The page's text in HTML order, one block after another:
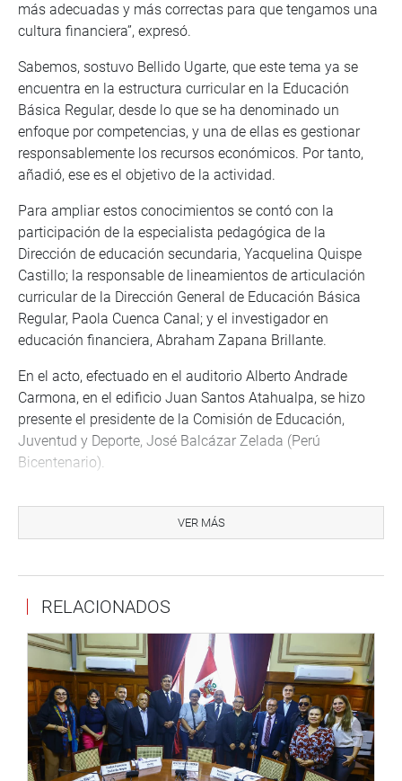
más adecuadas y más correctas para que tengamos una
cultura financiera”, expresó.
Sabemos, sostuvo Bellido Ugarte, que este tema ya se
encuentra en la estructura curricular en la Educación
Básica Regular, desde lo que se ha denominado un
enfoque por competencias, y una de ellas es gestionar
responsablemente los recursos económicos. Por tanto,
añadió, ese es el objetivo de la actividad.
Para ampliar estos conocimientos se contó con la
participación de la especialista pedagógica de la
Dirección de educación secundaria, Yacquelina Quispe
Castillo; la responsable de lineamientos de articulación
curricular de la Dirección General de Educación Básica
Regular, Paola Cuenca Canal; y el investigador en
educación financiera, Abraham Zapana Brillante.
En el acto, efectuado en el auditorio Alberto Andrade
Carmona, en el edificio Juan Santos Atahualpa, se hizo
presente el presidente de la Comisión de Educación,
Juventud y Deporte, José Balcázar Zelada (Perú
Bicentenario).
VER MÁS
RELACIONADOS